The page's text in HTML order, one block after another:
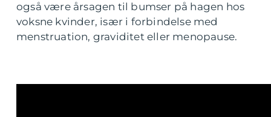
også være årsagen til bumser på hagen hos
voksne kvinder, især i forbindelse med
menstruation, graviditet eller menopause.